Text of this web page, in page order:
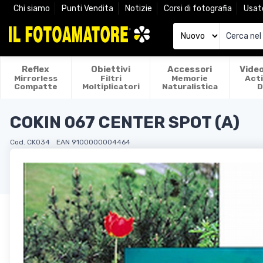
Chi siamo Punti Vendita Notizie Corsi di fotografia
Reflex
Mirrorless
Compatte
Obiettivi
Filtri
Moltiplicatori
Accessori
Memorie
Naturalistica
COKIN 067 CENTER SPOT (A)
Cod. CK034 EAN 9100000004464